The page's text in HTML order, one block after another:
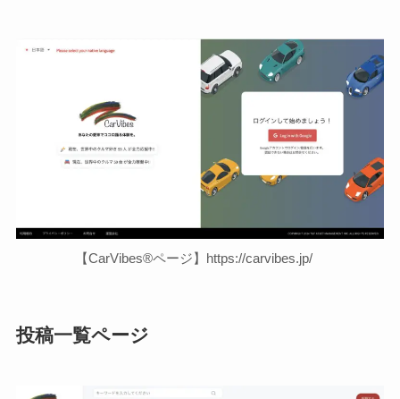
【CarVibes®ページ】https://carvibes.jp/
投稿一覧ページ